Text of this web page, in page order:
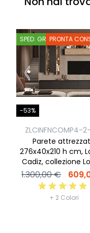
SPED. GRATISPRONTA
-53%
ZLCINFNCOMP4-
Parete
276x40x210 h cm,
Cadiz, collezione
1.300,00 €
+ 2 Colori